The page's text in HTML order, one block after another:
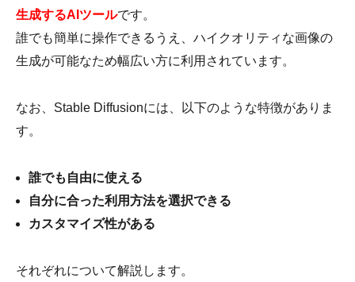
生成するAIツールです。
誰でも簡単に操作できるうえ、ハイクオリティな画像の
生成が可能なため幅広い方に利用されています。
なお、Stable Diffusionには、以下のような特徴がありま
す。
誰でも自由に使える
自分に合った利用方法を選択できる
カスタマイズ性がある
それぞれについて解説します。